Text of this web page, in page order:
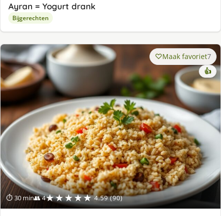
Ayran = Yogurt drank
Bijgerechten
⏱ 30 min👥 4★★★★★ 4.59 (90)
Maak favoriet7
👍